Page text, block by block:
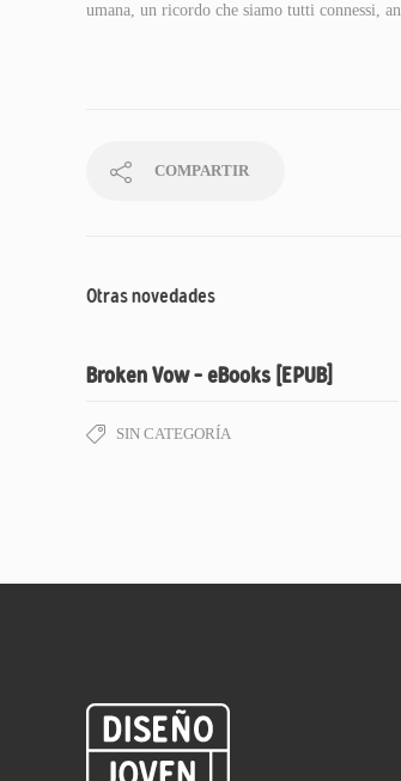
umana, un ricordo che siamo tutti connessi,
COMPARTIR
Otras novedades
Broken Vow – eBooks [EPUB]
SIN CATEGORÍA